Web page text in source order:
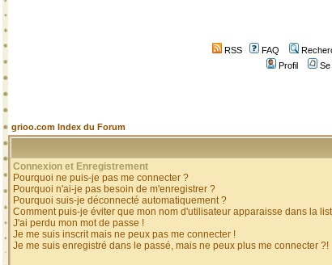
RSS FAQ
Profil
grioo.com Index du Forum
Connexion et Enregistrement
Pourquoi ne puis-je pas me connecter ?
Pourquoi n'ai-je pas besoin de m'enregistrer ?
Pourquoi suis-je déconnecté automatiquement ?
Comment puis-je éviter que mon nom d'utilisateur apparaisse dans la
J'ai perdu mon mot de passe !
Je me suis inscrit mais ne peux pas me connecter !
Je me suis enregistré dans le passé, mais ne peux plus me connecter ?!